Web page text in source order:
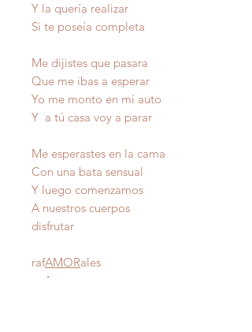
Y la quería realizar
Si te poseía completa
Me dijistes que pasara
Que me ibas a esperar
Yo me monto en mí auto
Y a tú casa voy a parar
Me esperastes en la cama
Con una bata sensual
Y luego comenzamos
A nuestros cuerpos
disfrutar
rafAMORales
Autor